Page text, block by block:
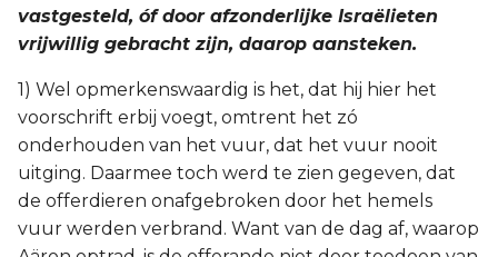
vastgesteld, óf door afzonderlijke Israëlieten
vrijwillig gebracht zijn, daarop aansteken.
1) Wel opmerkenswaardig is het, dat hij hier het
voorschrift erbij voegt, omtrent het zó
onderhouden van het vuur, dat het vuur nooit
uitging. Daarmee toch werd te zien gegeven, dat
de offerdieren onafgebroken door het hemels
vuur werden verbrand. Want van de dag af, waarop